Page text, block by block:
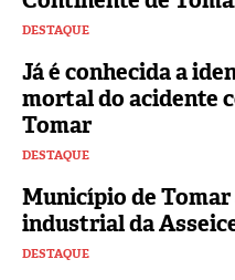
DESTAQUE
Já é conhecida a
mortal do acidente
Tomar
DESTAQUE
Município de
industrial da
DESTAQUE